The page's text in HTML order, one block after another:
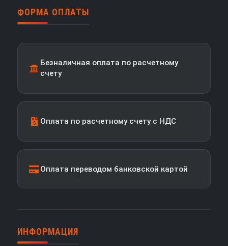
ФОРМА ОПЛАТЫ
Безналичная оплата по расчетному
счету
Оплата по расчетному счету с НДС
Оплата переводом банковской картой
ИНФОРМАЦИЯ